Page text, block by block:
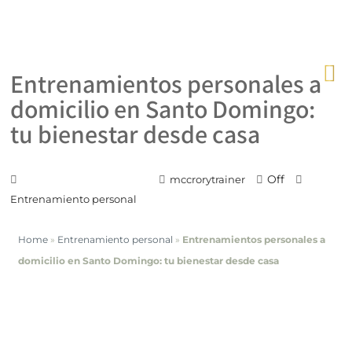
Entrenamientos personales a
domicilio en Santo Domingo:
tu bienestar desde casa
mccrorytrainer Off
Entrenamiento personal
Home » Entrenamiento personal » Entrenamientos personales a
domicilio en Santo Domingo: tu bienestar desde casa